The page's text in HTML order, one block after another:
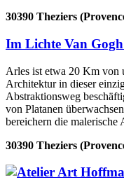
30390 Theziers
Im Lichte Van
Arles ist etwa 20 Km von
Architektur in dieser
Abstraktionsweg
von Platanen
bereichern die
30390 Theziers